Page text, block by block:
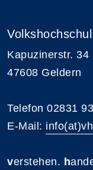
Kapuzinerstr. 34
47608 Geldern
Telefon 02831
E-Mail:
verstehen. h